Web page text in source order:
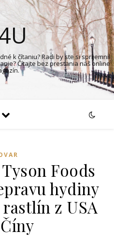
k čítaniu? Radi by ste si spríjemnil
Čítajte bez prestania náš online
Foods
hydiny
z USA